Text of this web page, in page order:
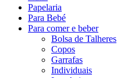
Papelaria
Para Bebé
Para comer e beber
Bolsa de Talheres
Copos
Garrafas
Individuais